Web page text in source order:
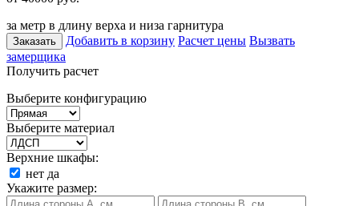
за метр в длину верха и низа гарнитура
Заказать Добавить в корзину Расчет цены Вызвать
замерщика
Получить расчет
Выберите конфигурацию
Выберите материал
Верхние шкафы:
нет да
Укажите размер: